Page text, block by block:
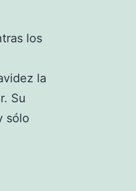
los
la
Su
sólo